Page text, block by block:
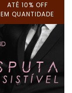
ATÉ 10% OFF
EM QUANTIDADE